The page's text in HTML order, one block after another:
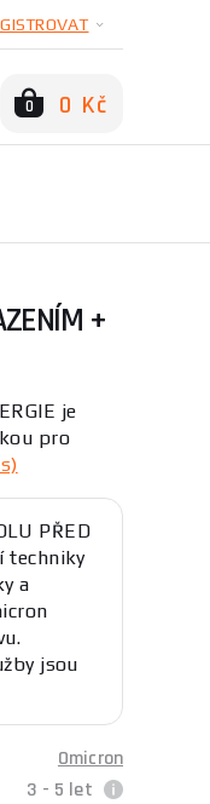
0 0 Kč
+
je
pro
PŘED
techniky
a
jsou
Omicron
3 - 5 let